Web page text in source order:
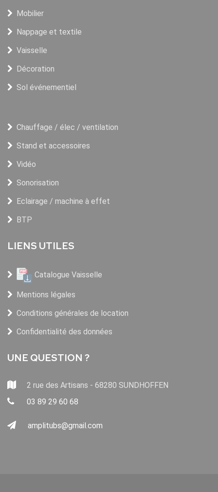
Mobilier
Nappage et textile
Vaisselle
Décoration
Sol événementiel
Chauffage / élec / ventilation
Stand et accessoires
Vidéo
Sonorisation
Eclairage / machine à effet
BTP
LIENS UTILES
Catalogue Vaisselle
Mentions légales
Conditions générales de location
Confidentialité des données
UNE QUESTION ?
2 rue des Artisans - 68280 SUNDHOFFEN
03 89 29 60 68
amplitubs@gmail.com